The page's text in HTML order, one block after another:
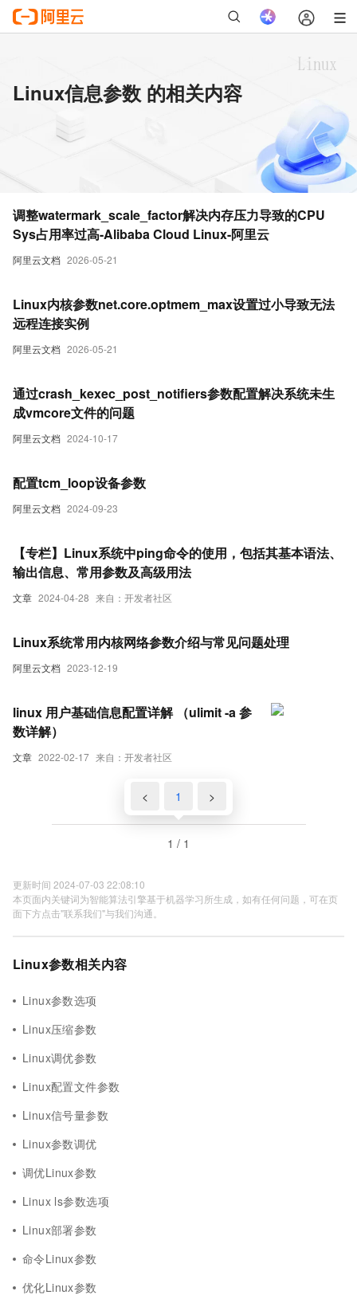
Linux信息参数 的相关内容
阿里云文档 2026-05-21
调整watermark_scale_factor解决内存压力导致的CPU
Sys占用率过高-Alibaba Cloud Linux-阿里云
阿里云文档 2026-05-21
Linux内核参数net.core.optmem_max设置过小导致无法
远程连接实例
阿里云文档 2024-10-17
通过crash_kexec_post_notifiers参数配置解决系统未生
成vmcore文件的问题
阿里云文档 2024-09-23
配置tcm_loop设备参数
文章 2024-04-28 来自：开发者社区
【专栏】Linux系统中ping命令的使用，包括其基本语法、
输出信息、常用参数及高级用法
阿里云文档 2023-12-19
Linux系统常用内核网络参数介绍与常见问题处理
文章 2022-02-17 来自：开发者社区
linux 用户基础信息配置详解 （ulimit -a 参
数详解）
< 1 >
1 / 1
更新时间 2024-07-03 22:08:10
本页面内关键词为智能算法引擎基于机器学习所生成，如有任何问题，可在页
面下方点击"联系我们"与我们沟通。
Linux参数相关内容
Linux参数选项
Linux压缩参数
Linux调优参数
Linux配置文件参数
Linux信号量参数
Linux参数调优
调优Linux参数
Linux ls参数选项
Linux部署参数
命令Linux参数
优化Linux参数